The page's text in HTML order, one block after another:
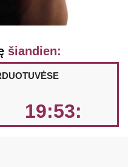
šiandien:
19:53: